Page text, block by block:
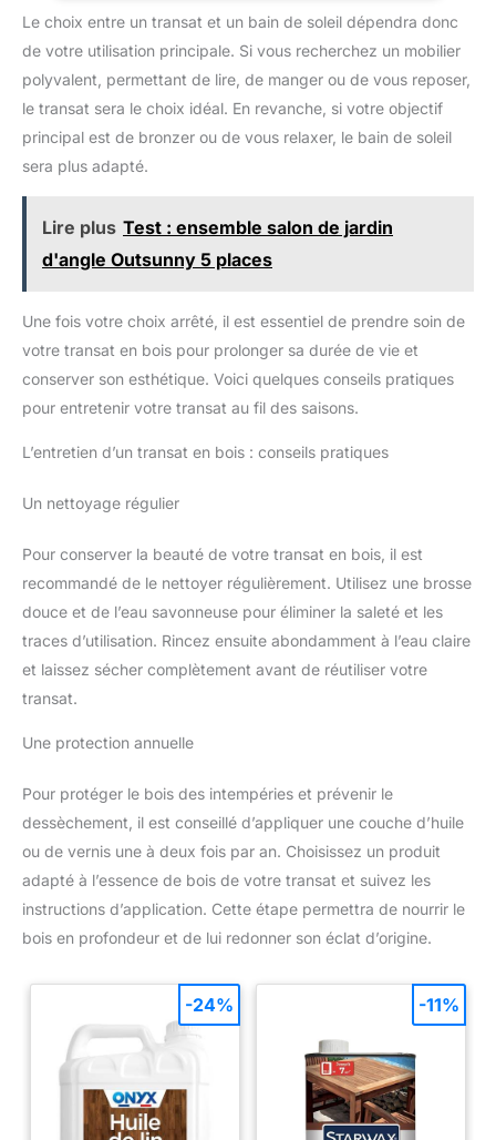
pour boissons et accessoires pendant vos moments de
Le choix entre un transat et un bain de soleil dépendra donc
de votre utilisation principale. Si vous recherchez un mobilier
polyvalent, permettant de lire, de manger ou de vous reposer,
le transat sera le choix idéal. En revanche, si votre objectif
principal est de bronzer ou de vous relaxer, le bain de soleil
sera plus adapté.
Lire plus Test : ensemble salon de jardin
d'angle Outsunny 5 places
Une fois votre choix arrêté, il est essentiel de prendre soin de
votre transat en bois pour prolonger sa durée de vie et
conserver son esthétique. Voici quelques conseils pratiques
pour entretenir votre transat au fil des saisons.
L’entretien d’un transat en bois : conseils pratiques
Un nettoyage régulier
Pour conserver la beauté de votre transat en bois, il est
recommandé de le nettoyer régulièrement. Utilisez une brosse
douce et de l’eau savonneuse pour éliminer la saleté et les
traces d’utilisation. Rincez ensuite abondamment à l’eau claire
et laissez sécher complètement avant de réutiliser votre
transat.
Une protection annuelle
Pour protéger le bois des intempéries et prévenir le
dessèchement, il est conseillé d’appliquer une couche d’huile
ou de vernis une à deux fois par an. Choisissez un produit
adapté à l’essence de bois de votre transat et suivez les
instructions d’application. Cette étape permettra de nourrir le
bois en profondeur et de lui redonner son éclat d’origine.
-24% -11%